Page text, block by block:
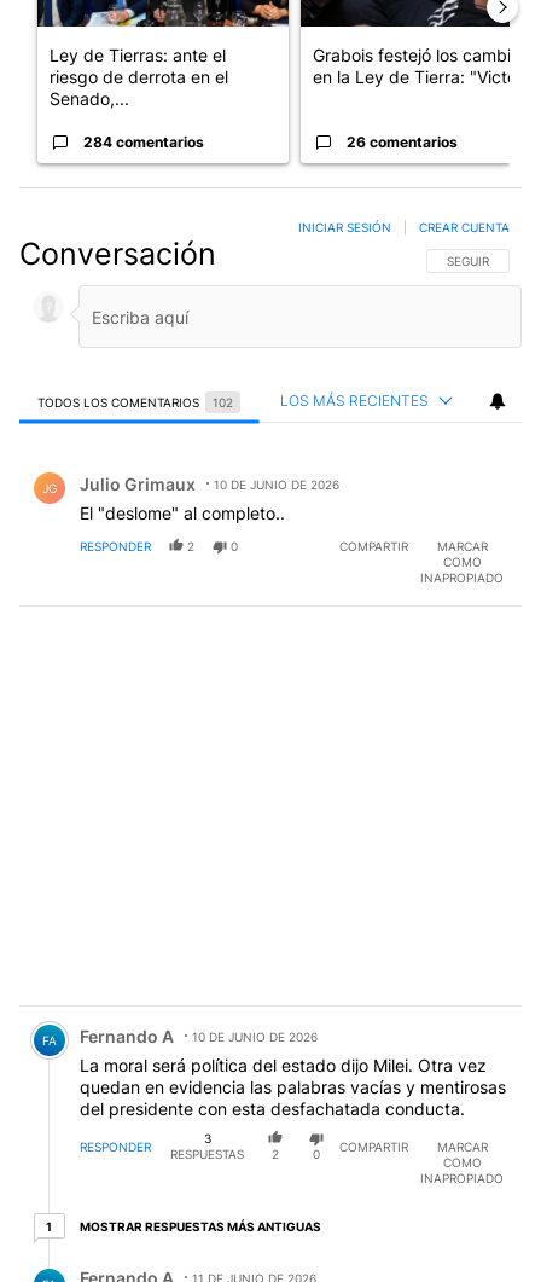
Ley de Tierras: ante el
riesgo de derrota en el
Senado,...
284 comentarios
Grabois festejó los cambios
en la Ley de Tierra: "Victo...
26 comentarios
Conversación SIGA ESTA
SEGUIR
INICIAR SESIÓN CREAR CUENTA
TODOS LOS COMENTARIOS 102 LOS MÁS RECIENTES
JG Julio Grimaux 10 DE JUNIO DE 2026
El "deslome" al completo..
RESPONDER 2 0 COMPARTIR
MARCAR
COMO
INAPROPIADO
Comentario de Fernando A.
FA Fernando A 10 DE JUNIO DE 2026
La moral será política del estado dijo Milei. Otra vez
quedan en evidencia las palabras vacías y mentirosas
del presidente con esta desfachatada conducta.
RESPONDER
3
RESPUESTAS
2 0
COMPARTIR
MARCAR
COMO
INAPROPIADO
11 respuesta más antiguas
MOSTRAR RESPUESTAS MÁS ANTIGUAS
Fernando A
11 DE JUNIO DE 2026